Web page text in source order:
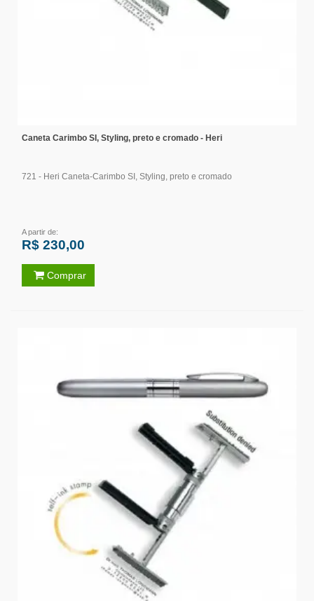
Caneta Carimbo SI, Styling, preto e cromado - Heri
721 - Heri Caneta-Carimbo SI, Styling, preto e cromado
A partir de:
R$ 230,00
Comprar